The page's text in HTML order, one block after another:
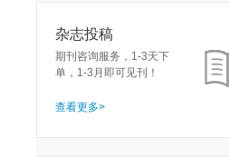
杂志投稿
期刊咨询服务，1-3天下
单，1-3月即可见刊！
查看更多>